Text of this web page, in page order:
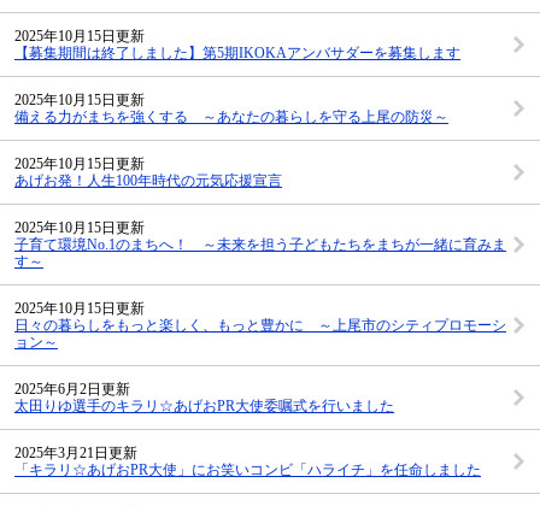
2025年10月15日更新
【募集期間は終了しました】第5期IKOKAアンバサダーを募集します
2025年10月15日更新
備える力がまちを強くする ～あなたの暮らしを守る上尾の防災～
2025年10月15日更新
あげお発！人生100年時代の元気応援宣言
2025年10月15日更新
子育て環境No.1のまちへ！ ～未来を担う子どもたちをまちが一緒に育みま
す～
2025年10月15日更新
日々の暮らしをもっと楽しく、もっと豊かに ～上尾市のシティプロモーシ
ョン～
2025年6月2日更新
太田りゆ選手のキラリ☆あげおPR大使委嘱式を行いました
2025年3月21日更新
「キラリ☆あげおPR大使」にお笑いコンビ「ハライチ」を任命しました